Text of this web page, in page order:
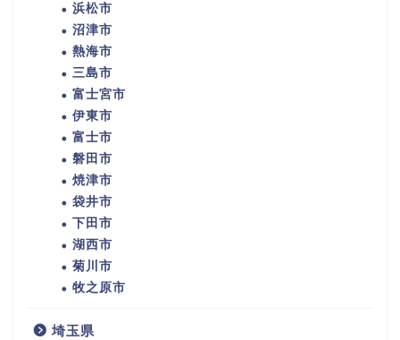
浜松市
沼津市
熱海市
三島市
富士宮市
伊東市
富士市
磐田市
焼津市
袋井市
下田市
湖西市
菊川市
牧之原市
埼玉県